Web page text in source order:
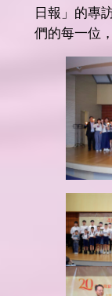
日報」的專
們的每一位